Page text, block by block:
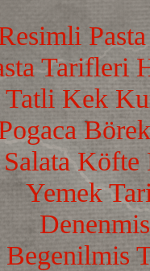
Tarifleri
Tatli Kek
Salata Köfte
Yemek
Begenilmis